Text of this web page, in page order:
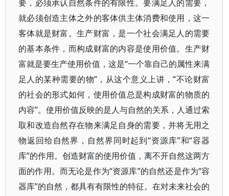
要，必须承认自然条件的有限性。要满足人的需要，
就必须创造主体之外的客体供主体消费和使用，这一
客体就是财富。生产财富，是一个社会满足人的需要
的基本条件，而构成财富的内容是使用价值。生产财
富就是要生产使用价值，这是“一个靠自己的属性来满
足人的某种需要的物”，从这个意义上讲，“不论财富
的社会的形式如何，使用价值总是构成财富的物质的
内容”。使用价值反映的是人与自然的关系，人通过索
取和改造自然存在物来满足自身的需要，并将无用之
物返回给自然界，自然界同时起到“资源库”和“容器
库”的作用。创造财富的使用价值，离不开自然这两方
面的作用。而无论是作为“资源库”的自然还是作为“容
器库”的自然，都具有有限性的特征。在对未来社会的